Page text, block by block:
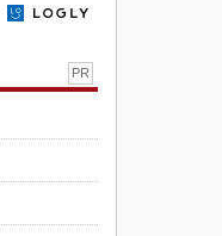
PR